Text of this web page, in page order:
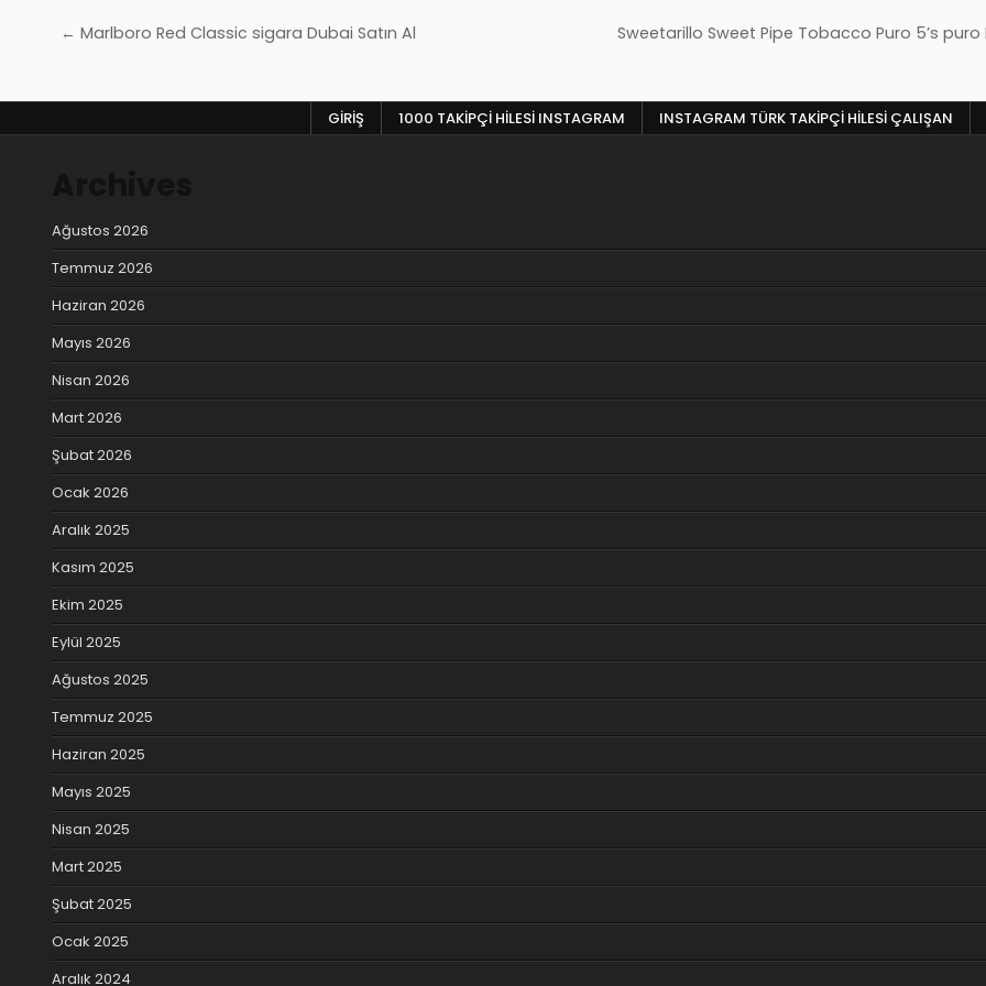
Yazı Sweetarillo Sweet Pipe Tobacco Puro 5’s puro
← Marlboro Red Classic sigara Dubai Satın Al
GIRIŞ 1000 TAKIPÇI HILESI INSTAGRAM INSTAGRAM TÜRK TAKIPÇI HILESI ÇALIŞAN
Ağustos 2026
Temmuz 2026
Haziran 2026
Mayıs 2026
Nisan 2026
Mart 2026
Şubat 2026
Ocak 2026
Aralık 2025
Kasım 2025
Ekim 2025
Eylül 2025
Ağustos 2025
Temmuz 2025
Haziran 2025
Mayıs 2025
Nisan 2025
Mart 2025
Şubat 2025
Ocak 2025
Aralık 2024